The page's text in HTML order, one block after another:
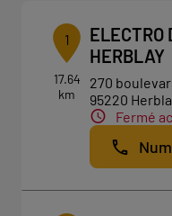
1
17.64
km
ELECTRO
HERBLAY
270
95220
Fermé